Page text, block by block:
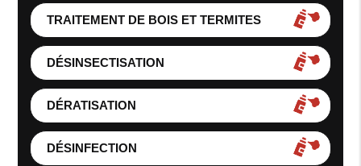
TRAITEMENT DE BOIS ET TERMITES
DÉSINSECTISATION
DÉRATISATION
DÉSINFECTION